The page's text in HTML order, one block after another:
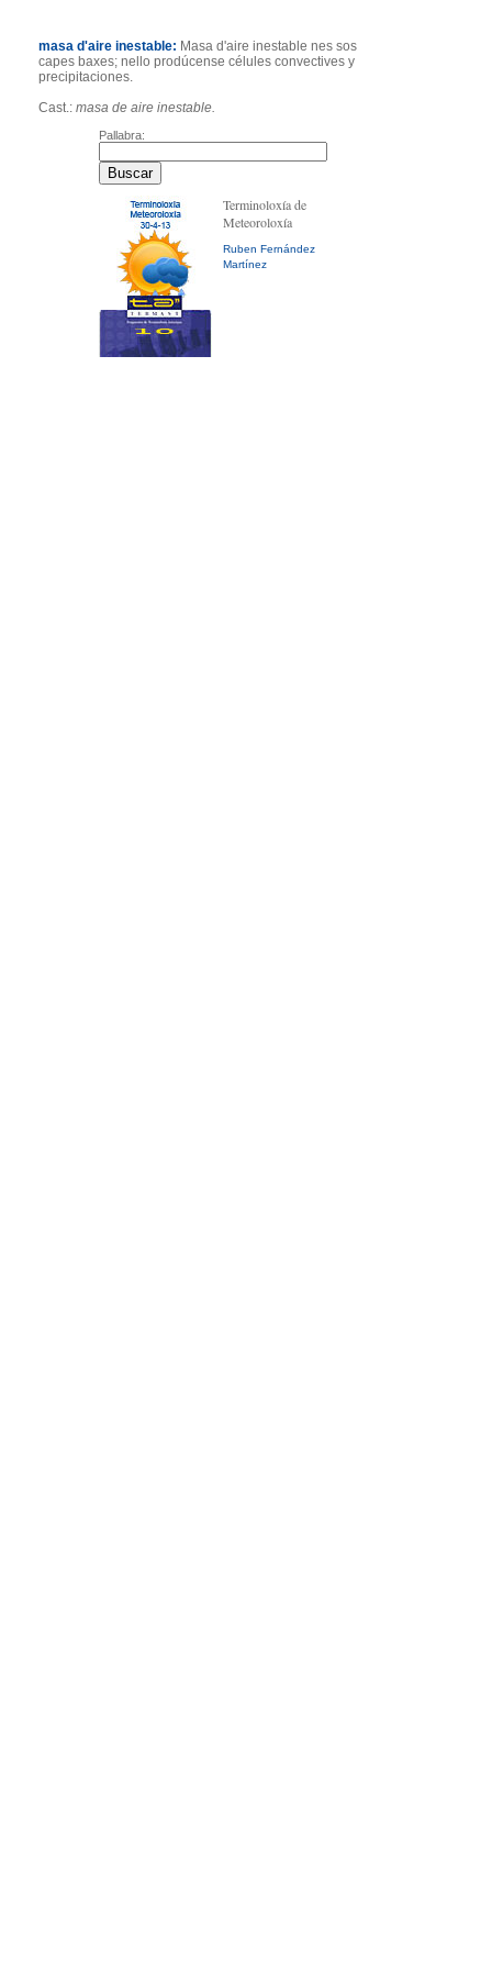
masa d'aire inestable: Masa d'aire inestable nes sos
capes baxes; nello prodúcense célules convectives y
precipitaciones.
Cast.: masa de aire inestable.
Pallabra:
Terminoloxía de
Meteoroloxía
Ruben Fernández
Martínez